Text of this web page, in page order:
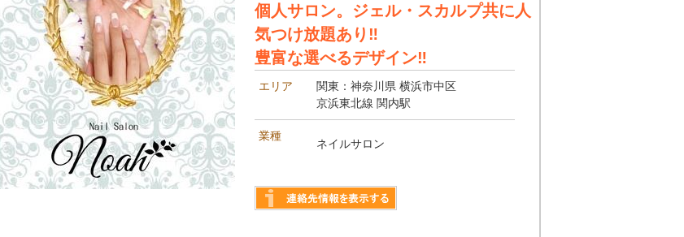
個人サロン。ジェル・スカルプ共に人
気つけ放題あり‼︎
豊富な選べるデザイン‼︎
エリア
関東：神奈川県 横浜市中区
京浜東北線 関内駅
業種
ネイルサロン